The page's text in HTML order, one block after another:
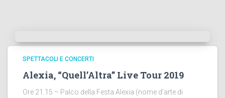
SPETTACOLI E CONCERTI
Alexia, “Quell’Altra” Live Tour 2019
Ore 21.15 – Palco della Festa Alexia (nome d’arte di